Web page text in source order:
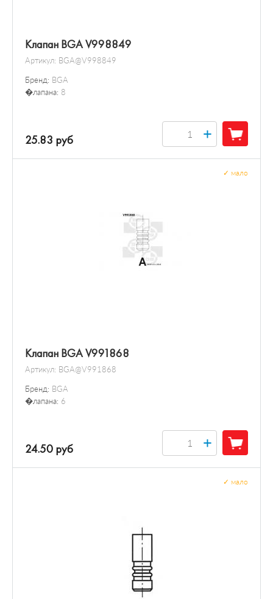
Клапан BGA V998849
Артикул: BGA@V998849
Бренд: BGA
�лапана: 8
25.83 руб +
Клапан BGA V991868
Артикул: BGA@V991868
Бренд: BGA
�лапана: 6
мало
24.50 руб +
мало